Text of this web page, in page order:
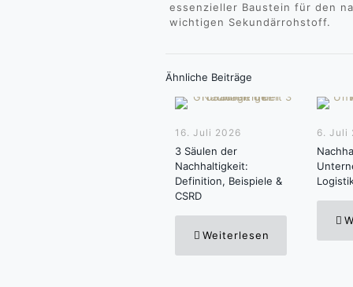
essenzieller Baustein für den
wichtigen Sekundärrohstoff.
Ähnliche Beiträge
16. Juli 2026
3 Säulen der
Nachhaltigkeit:
Definition, Beispiele &
CSRD
Weiterlesen
6. Juli